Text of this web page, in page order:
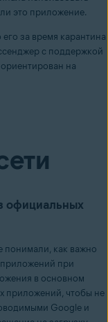
это приложение.
за время карантина
с поддержкой
на
официальных
понимали, как важно
при
в основном
приложений, чтобы не
Google и